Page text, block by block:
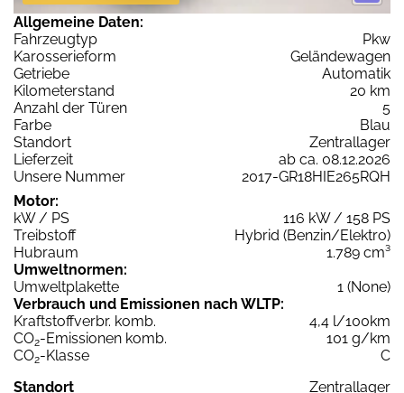
Allgemeine Daten:
Fahrzeugtyp
Pkw
Karosserieform
Geländewagen
Getriebe
Automatik
Kilometerstand
20 km
Anzahl der Türen
5
Farbe
Blau
Standort
Zentrallager
Lieferzeit
ab ca. 08.12.2026
Unsere Nummer
2017-GR18HIE265RQH
Motor:
kW / PS
116 kW / 158 PS
Treibstoff
Hybrid (Benzin/Elektro)
Hubraum
1.789 cm³
Umweltnormen:
Umweltplakette
1 (None)
Verbrauch und Emissionen nach WLTP:
Kraftstoffverbr. komb.
4,4 l/100km
CO2-Emissionen komb.
101 g/km
CO2-Klasse
C
Standort
Zentrallager